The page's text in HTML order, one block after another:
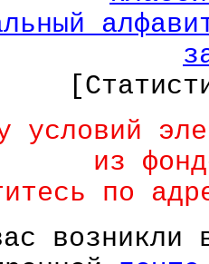
условий
из
по
возникли